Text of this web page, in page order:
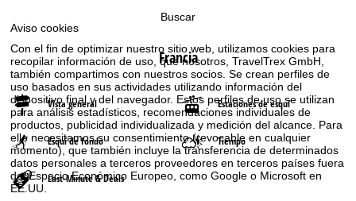
Aviso cookies
Con el fin de optimizar nuestro sitio web, utilizamos cookies para
recopilar información de uso, que nosotros, TravelTrex GmbH,
también compartimos con nuestros socios. Se crean perfiles de
uso basados en sus actividades utilizando información del
dispositivo final y del navegador. Estos perfiles de uso se utilizan
para análisis estadísticos, recomendaciones individuales de
productos, publicidad individualizada y medición del alcance. Para
ello necesitamos su consentimiento (revocable en cualquier
momento), que también incluye la transferencia de determinados
datos personales a terceros proveedores en terceros países fuera
del Espacio Económico Europeo, como Google o Microsoft en
EE.UU.
Buscar
Francia
Vista general Estaciones de esquí
Esquí de fondo Tiempo
Last-Minute & Deals